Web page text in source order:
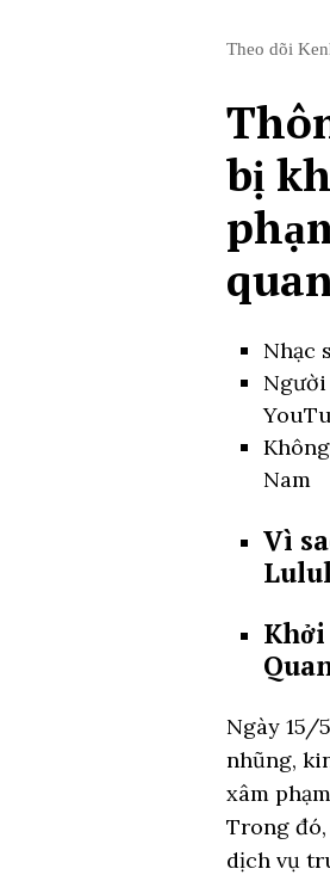
Theo dõi
bị
Nhạc
Nam
Vì
Khởi
Ngày 15/
nhũng,
xâm
Trong
dịch vụ